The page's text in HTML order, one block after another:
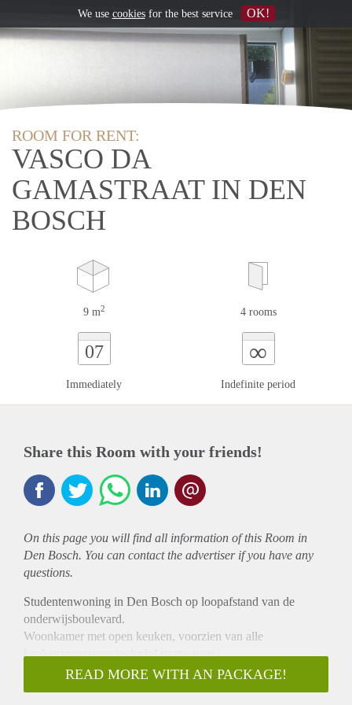
ROOM FOR RENT:
VASCO DA
GAMASTRAAT IN DEN
BOSCH
9 m2 4 rooms
07
Immediately
∞
Indefinite period
Share this Room with your friends!
On this page you will find all information of this Room in
Den Bosch. You can contact the advertiser if you have any
questions.
Studentenwoning in Den Bosch op loopafstand van de
onderwijsboulevard.
Woonkamer met open keuken, voorzien van alle
keukenapparatuur inclusief vaatwasser.
2x losse toiletten, 1x bgg en 1x 1e verdieping. Badkamer
voorzien van wastafel en douche.
READ MORE WITH AN PACKAGE!
We use cookiesfor the best service OK!